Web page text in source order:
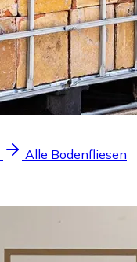
Alle Bodenfliesen